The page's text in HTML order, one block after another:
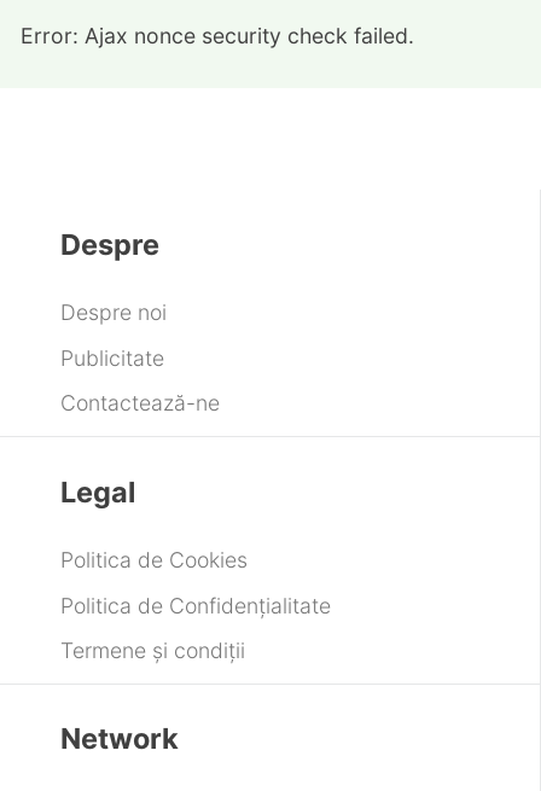
Error: Ajax nonce security check failed.
Despre
Despre noi
Publicitate
Contactează-ne
Legal
Politica de Cookies
Politica de Confidențialitate
Termene și condiții
Network